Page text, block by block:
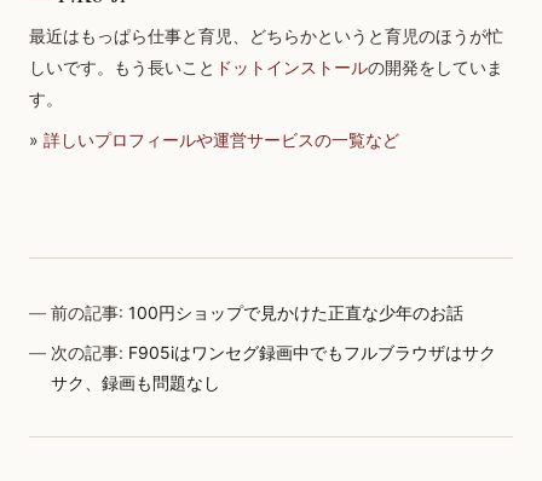
最近はもっぱら仕事と育児、どちらかというと育児のほうが忙
しいです。もう長いこと ドットインストールの開発をしていま
す。
» 詳しいプロフィールや運営サービスの一覧など
前の記事:100円ショップで見かけた正直な少年のお話
次の記事: F905iはワンセグ録画中でもフルブラウザはサク
サク、録画も問題なし